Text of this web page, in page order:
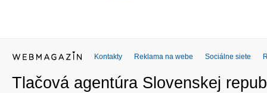
Kontakty Reklama na webe Sociálne siete
Tlačová agentúra Slovenskej